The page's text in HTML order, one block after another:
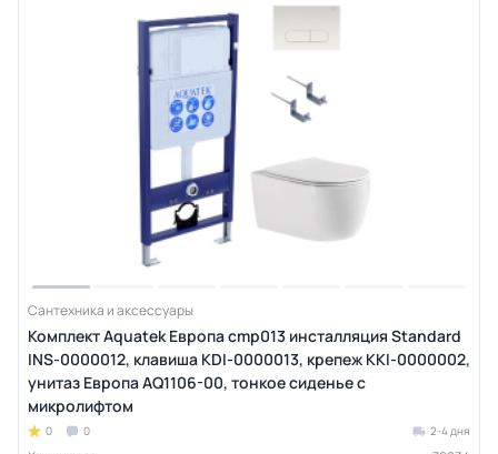
Сантехника и аксессуары
Комплект Aquatek Европа cmp013 инсталляция Standard
INS-0000012, клавиша KDI-0000013, крепеж KKI-0000002,
унитаз Европа AQ1106-00, тонкое сиденье с
микролифтом
0 0 2-4 дня